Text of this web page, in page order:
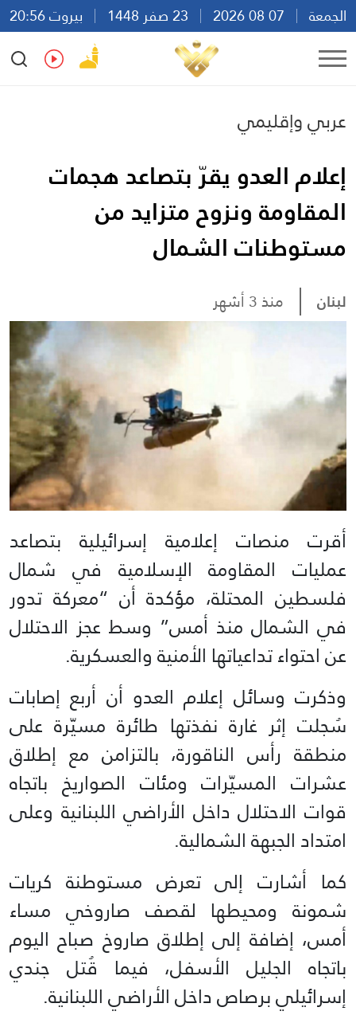
الجمعة
بيروت 20:56
Ar
En Fr Es
عربي وإقليمي
إعلام العدو يقرّ بتصاعد هجمات
المقاومة ونزوح متزايد من
مستوطنات الشمال
لبنان منذ 3 أشهر
أقرت منصات إعلامية إسرائيلية بتصاعد
عمليات المقاومة الإسلامية في شمال
فلسطين المحتلة، مؤكدة أن “معركة تدور
في الشمال منذ أمس” وسط عجز الاحتلال
عن احتواء تداعياتها الأمنية والعسكرية.
وذكرت وسائل إعلام العدو أن أربع إصابات
سُجلت إثر غارة نفذتها طائرة مسيّرة على
منطقة رأس الناقورة، بالتزامن مع إطلاق
عشرات المسيّرات ومئات الصواريخ باتجاه
قوات الاحتلال داخل الأراضي اللبنانية وعلى
امتداد الجبهة الشمالية.
كما أشارت إلى تعرض مستوطنة كريات
شمونة ومحيطها لقصف صاروخي مساء
أمس، إضافة إلى إطلاق صاروخ صباح اليوم
باتجاه الجليل الأسفل، فيما قُتل جندي
إسرائيلي برصاص داخل الأراضي اللبنانية.